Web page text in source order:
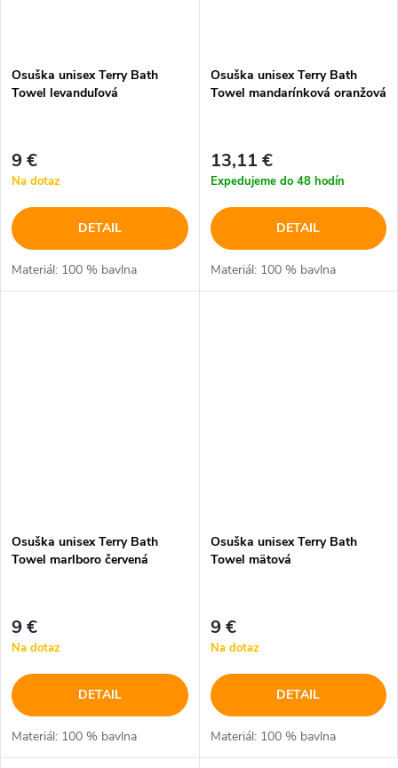
Osuška unisex Terry Bath
Towel levanduľová
9 €
Na dotaz
DETAIL
Materiál: 100 % bavlna
Osuška unisex Terry Bath
Towel mandarínková oranžová
13,11 €
Expedujeme do 48 hodín
DETAIL
Materiál: 100 % bavlna
Osuška unisex Terry Bath
Towel marlboro červená
9 €
Na dotaz
DETAIL
Materiál: 100 % bavlna
Osuška unisex Terry Bath
Towel mätová
9 €
Na dotaz
DETAIL
Materiál: 100 % bavlna